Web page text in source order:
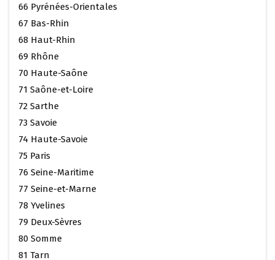
66 Pyrénées-Orientales
67 Bas-Rhin
68 Haut-Rhin
69 Rhône
70 Haute-Saône
71 Saône-et-Loire
72 Sarthe
73 Savoie
74 Haute-Savoie
75 Paris
76 Seine-Maritime
77 Seine-et-Marne
78 Yvelines
79 Deux-Sèvres
80 Somme
81 Tarn